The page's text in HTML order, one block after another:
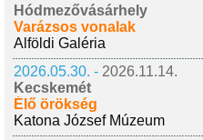
Hódmezővásárhely
Varázsos vonalak
Alföldi Galéria
2026.05.30. - 2026.11.14.
Kecskemét
Élő örökség
Katona József Múzeum